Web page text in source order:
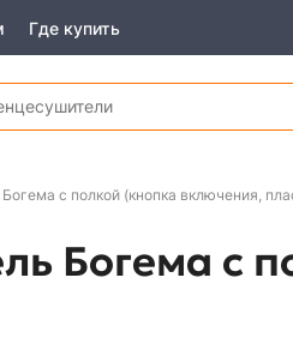
Где купить
с полкой (кнопка включения,
Богема с